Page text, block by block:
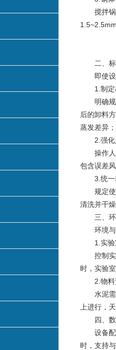
搅拌锅与
二、标
即使设备
1.制定标
明确规定
后的卸料
蒸发差异
2.强化
操作人员
包含误差
3.统一
规定使用
清洗并干
三、环
环境与物
1.实验
控制实验
时，实验
2.物料
水泥需采
上进行，
四、数
设备配备
时，支持